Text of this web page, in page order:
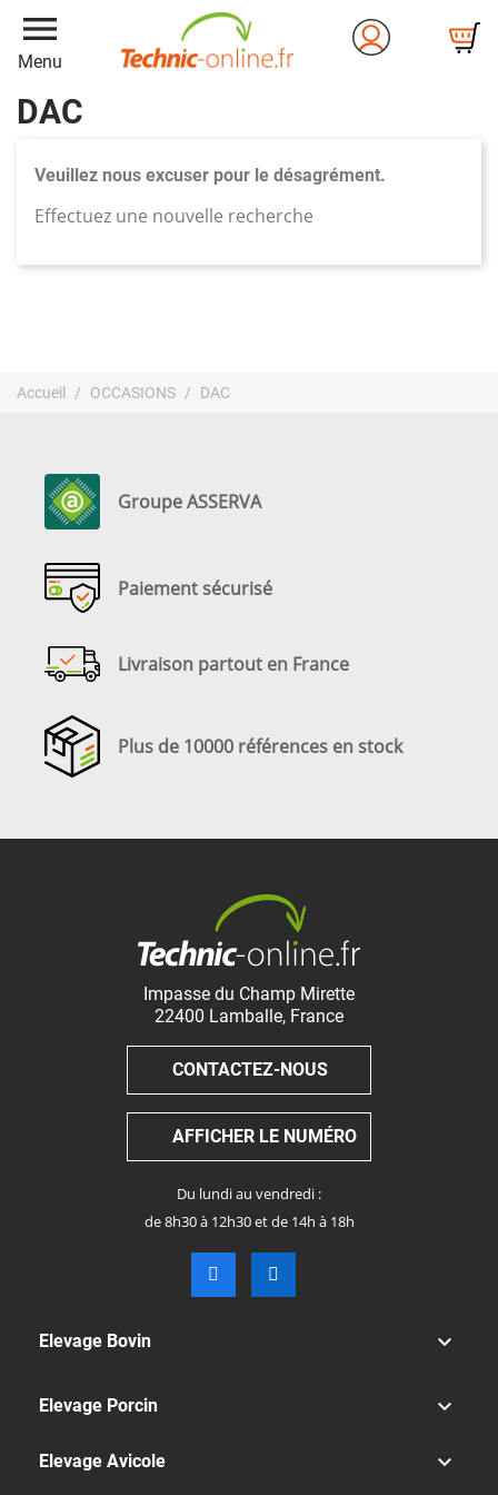
menu
Menu
DAC
Veuillez nous excuser pour le désagrément.
Effectuez une nouvelle recherche
Accueil OCCASIONS DAC
Groupe ASSERVA
Paiement sécurisé
Livraison partout en France
Plus de 10000 références en stock
Impasse du Champ Mirette
22400 Lamballe, France
CONTACTEZ-NOUS
AFFICHER LE NUMÉRO
Du lundi au vendredi :
de 8h30 à 12h30 et de 14h à 18h
Elevage Bovin 
Elevage Porcin 
Elevage Avicole 